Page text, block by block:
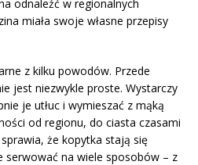
odnaleźć w regionalnych
miała swoje własne przepisy
z kilku powodów. Przede
jest niezwykle proste. Wystarczy
je utłuc i wymieszać z mąką
od regionu, do ciasta czasami
że kopytka stają się
serwować na wiele sposobów – z